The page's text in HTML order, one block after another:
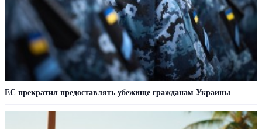
ЕС прекратил предоставлять убежище гражданам Украины